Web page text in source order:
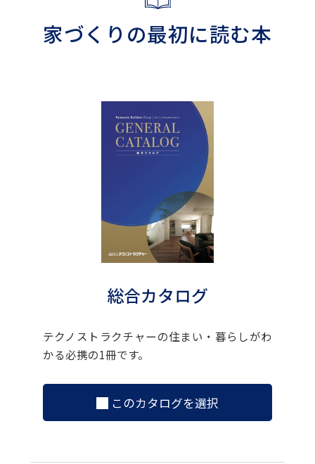
家づくりの最初に読む本
総合カタログ
テクノストラクチャーの住まい・暮らしがわ
かる必携の1冊です。
このカタログを選択